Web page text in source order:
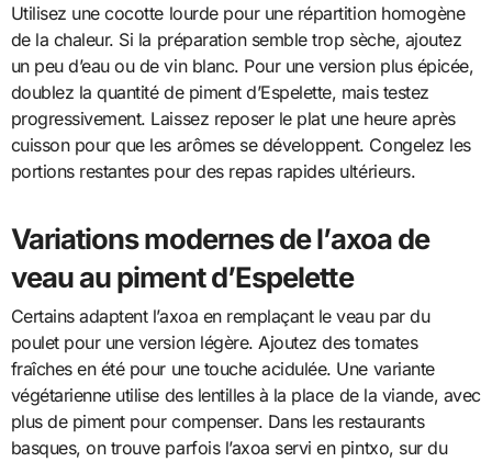
Utilisez une cocotte lourde pour une répartition homogène
de la chaleur. Si la préparation semble trop sèche, ajoutez
un peu d’eau ou de vin blanc. Pour une version plus épicée,
doublez la quantité de piment d’Espelette, mais testez
progressivement. Laissez reposer le plat une heure après
cuisson pour que les arômes se développent. Congelez les
portions restantes pour des repas rapides ultérieurs.
Variations modernes de l’axoa de
veau au piment d’Espelette
Certains adaptent l’axoa en remplaçant le veau par du
poulet pour une version légère. Ajoutez des tomates
fraîches en été pour une touche acidulée. Une variante
végétarienne utilise des lentilles à la place de la viande, avec
plus de piment pour compenser. Dans les restaurants
basques, on trouve parfois l’axoa servi en pintxo, sur du